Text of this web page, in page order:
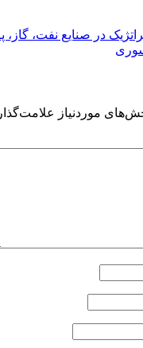
در صنایع نفت، گاز،
موردنیاز